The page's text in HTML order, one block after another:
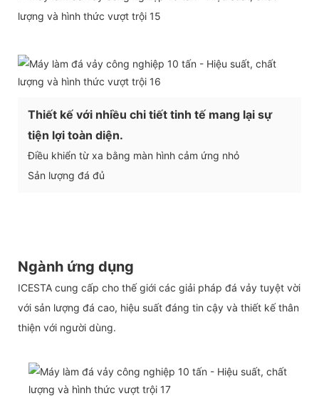
Thiết kế với nhiều chi tiết tinh tế mang lại sự
tiện lợi toàn diện.
Điều khiển từ xa bằng màn hình cảm ứng nhỏ
Sản lượng đá đủ
Ngành ứng dụng
ICESTA cung cấp cho thế giới các giải pháp đá vảy tuyệt vời
với sản lượng đá cao, hiệu suất đáng tin cậy và thiết kế thân
thiện với người dùng.